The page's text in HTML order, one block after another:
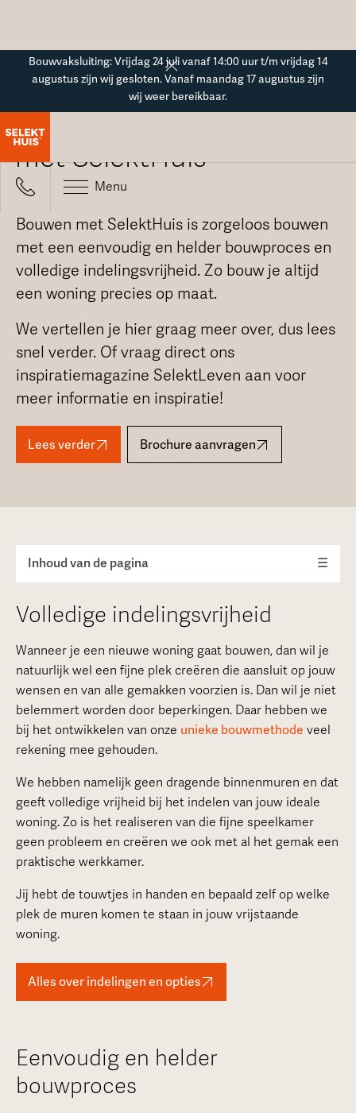
Bouwvaksluiting: Vrijdag 24 juli vanaf 14:00 uur t/m vrijdag 14
augustus zijn wij gesloten. Vanaf maandag 17 augustus zijn
wij weer bereikbaar.
Menu
Voordelen van bouwen
met SelektHuis
Bouwen met SelektHuis is zorgeloos bouwen
met een eenvoudig en helder bouwproces en
volledige indelingsvrijheid. Zo bouw je altijd
een woning precies op maat.
We vertellen je hier graag meer over, dus lees
snel verder. Of vraag direct ons
inspiratiemagazine SelektLeven aan voor
meer informatie en inspiratie!
Lees verder Brochure aanvragen
Inhoud van de pagina ☰
Volledige indelingsvrijheid
Wanneer je een nieuwe woning gaat bouwen, dan wil je
natuurlijk wel een fijne plek creëren die aansluit op jouw
wensen en van alle gemakken voorzien is. Dan wil je niet
belemmert worden door beperkingen. Daar hebben we
bij het ontwikkelen van onze unieke bouwmethode veel
rekening mee gehouden.
We hebben namelijk geen dragende binnenmuren en dat
geeft volledige vrijheid bij het indelen van jouw ideale
woning. Zo is het realiseren van die fijne speelkamer
geen probleem en creëren we ook met al het gemak een
praktische werkkamer.
Jij hebt de touwtjes in handen en bepaald zelf op welke
plek de muren komen te staan in jouw vrijstaande
woning.
Alles over indelingen en opties
Eenvoudig en helder
bouwproces